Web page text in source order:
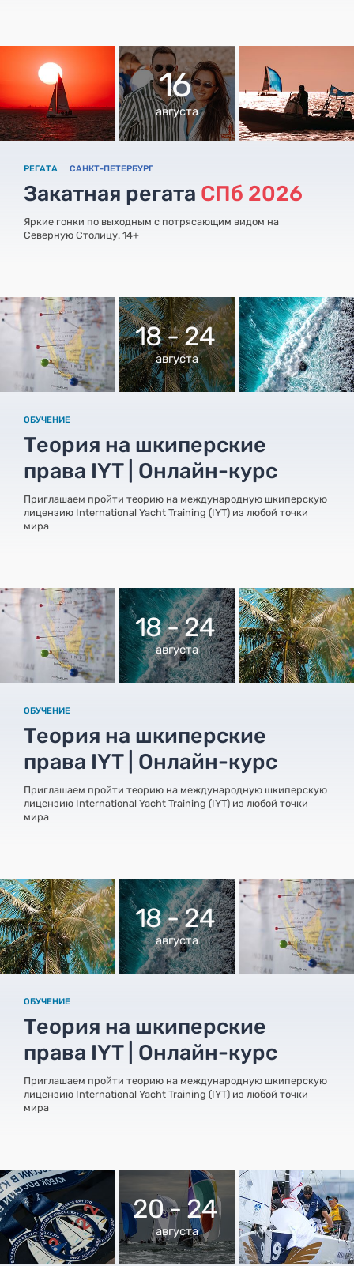
16
августа
РЕГАТА САНКТ-ПЕТЕРБУРГ
Закатная регата СПб 2026
Яркие гонки по выходным с потрясающим видом на
Северную Столицу. 14+
18 - 24
августа
ОБУЧЕНИЕ
Теория на шкиперские
права IYT | Онлайн-курс
Приглашаем пройти теорию на международную шкиперскую
лицензию International Yacht Training (IYT) из любой точки
мира
18 - 24
августа
ОБУЧЕНИЕ
Теория на шкиперские
права IYT | Онлайн-курс
Приглашаем пройти теорию на международную шкиперскую
лицензию International Yacht Training (IYT) из любой точки
мира
18 - 24
августа
ОБУЧЕНИЕ
Теория на шкиперские
права IYT | Онлайн-курс
Приглашаем пройти теорию на международную шкиперскую
лицензию International Yacht Training (IYT) из любой точки
мира
20 - 24
августа